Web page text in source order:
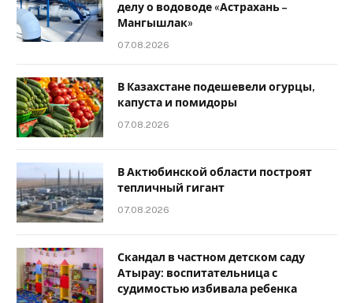
делу о водоводе «Астрахань –
Мангышлак»
07.08.2026
В Казахстане подешевели огурцы,
капуста и помидоры
07.08.2026
В Актюбинской области построят
тепличный гигант
07.08.2026
Скандал в частном детском саду
Атырау: воспитательница с
судимостью избивала ребенка